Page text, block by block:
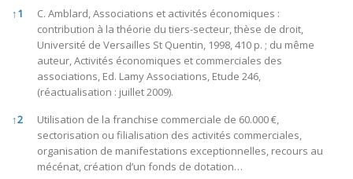
References
↑1
C. Amblard, Associations et activités économiques :
contribution à la théorie du tiers-secteur, thèse de droit,
Université de Versailles St Quentin, 1998, 410 p. ; du même
auteur, Activités économiques et commerciales des
associations, Ed. Lamy Associations, Etude 246,
(réactualisation : juillet 2009).
↑2
Utilisation de la franchise commerciale de 60.000 €,
sectorisation ou filialisation des activités commerciales,
organisation de manifestations exceptionnelles, recours au
mécénat, création d’un fonds de dotation…